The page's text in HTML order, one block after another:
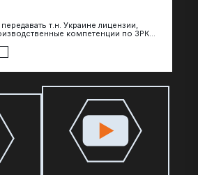
т.н. Украине лицензии,
компетенции по ЗРК